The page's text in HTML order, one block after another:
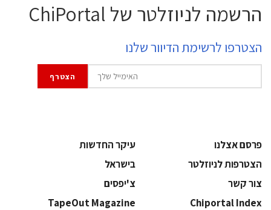
הרשמה לניוזלטר של ChiPortal
הצטרפו לרשימת הדיוור שלנו
פרסם אצלנו
עיקר החדשות
הצטרפות לניוזלטר
בישראל
צור קשר
צ'יפסים
Chiportal Index
TapeOut Magazine